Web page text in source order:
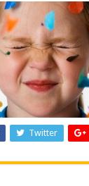
Twitter